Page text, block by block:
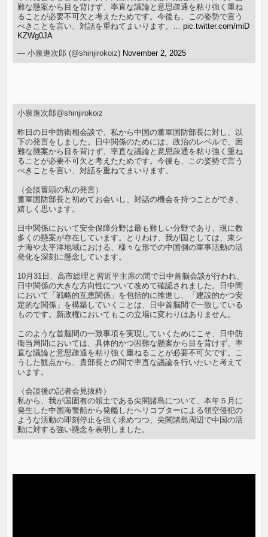
難な懸案から目を背けず、率直な議論と意思疎通を粘り強く重ね
ることが必要不可欠と考えたためです。今後も、この姿勢で言う
べきことを言い、対話を重ねてまいります。…pic.twitter.com/miD
KZWg0JA
— 小泉進次郎 (@shinjirokoiz) November 2, 2025
小泉進次郎@shinjirokoiz
昨日の日中防衛相会談で、私から中国の董軍国防部長に対し、以
下の発言をしました。日中関係のためには、政治のレベルで、困
難な懸案から目を背けず、率直な議論と意思疎通を粘り強く重ね
ることが必要不可欠と考えたためです。今後も、この姿勢で言う
べきことを言い、対話を重ねてまいります。
（会談冒頭の私の発言）
董軍国防部長と初めてお会いし、対話の機会を持つことができ、
嬉しく思います。
日中関係において安全保障分野は最も難しい分野であり、現に数
多くの懸案が存在しています。とりわけ、我が国としては、東シ
ナ海や太平洋地域における、様々な形での中国側の軍事活動の活
発化を深刻に懸念しています。
10月31日、高市総理と習近平主席の間で日中首脳会談が行われ、
日中関係の大きな方向性について改めて確認されました。日中間
において「戦略的互恵関係」を包括的に推進し、「建設的かつ安
定的な関係」を構築していくことは、日中首脳間で一致している
ものです。新政権においてもこの立場に変わりはありません。
このような首脳間の一致事項を実現していくためにこそ、日中防
衛当局間においては、具体的かつ困難な懸案から目を背けず、率
直な議論と意思疎通を粘り強く重ねることが必要不可欠です。こ
うした観点から、貴部長との間で率直な議論を行いたいと考えて
います。
（会談後の記者会見抜粋）
私から、我が国固有の領土である尖閣諸島について、本年５月に
発生した中国海警船から発艦したヘリコプターによる領空侵犯の
ような活動の即刻停止を強く求めつつ、尖閣諸島周辺で中国の活
動に対する強い懸念を表明しました。